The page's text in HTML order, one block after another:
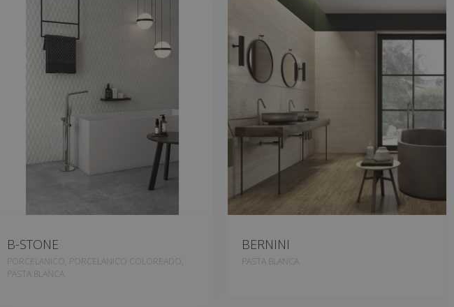
B-STONE
PORCELANICO, PORCELANICO COLOREADO,
PASTA BLANCA
BERNINI
PASTA BLANCA